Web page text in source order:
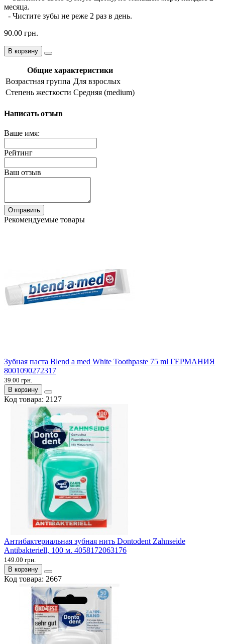
месяца.
- Чистите зубы не реже 2 раз в день.
90.00 грн.
В корзину
Общие характеристики
Возрастная группа Для взрослых
Степень жесткости Средняя (medium)
Написать отзыв
Ваше имя:
Рейтинг
Ваш отзыв
Отправить
Рекомендуемые товары
Зубная паста Blend a med White Toothpaste 75 ml ГЕРМАНИЯ
8001090272317
39.00 грн.
В корзину
Код товара: 2127
Антибактериальная зубная нить Dontodent Zahnseide
Antibakteriell, 100 м. 4058172063176
149.00 грн.
В корзину
Код товара: 2667